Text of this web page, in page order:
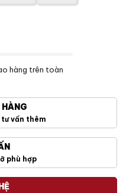
hàng trên toàn
tư vấn thêm
phù hợp